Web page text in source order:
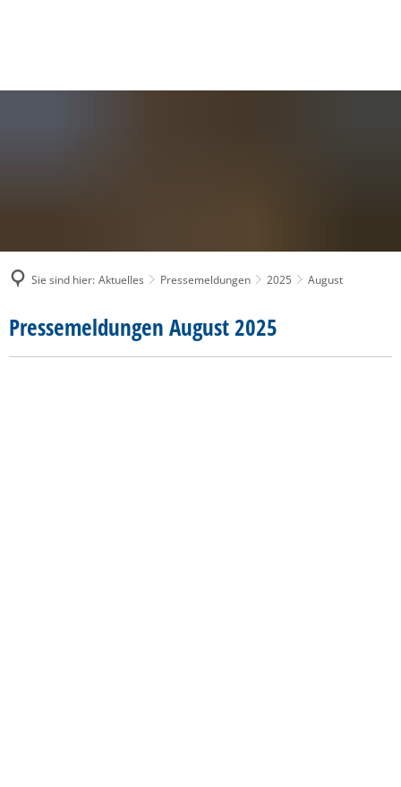
Sie sind hier: Aktuelles Pressemeldungen 2025 August
August
Pressemeldungen August 2025